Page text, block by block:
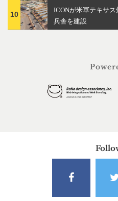
10
ICONが米軍テキサ
兵舎を建設